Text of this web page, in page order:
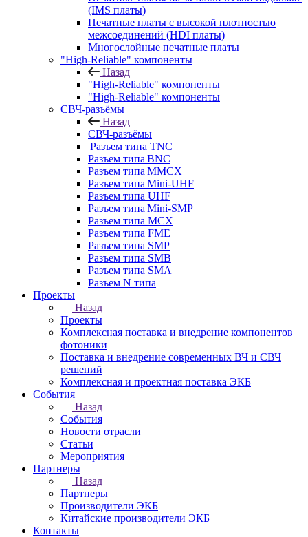
(IMS платы)
Печатные платы с высокой плотностью
межсоединений (HDI платы)
Многослойные печатные платы
"High-Reliable" компоненты
Назад
"High-Reliable" компоненты
"High-Reliable" компоненты
СВЧ-разъёмы
Назад
СВЧ-разъёмы
Разъем типа TNC
Разъем типа BNC
Разъем типа MMCX
Разъем типа Mini-UHF
Разъем типа UHF
Разъем типа Mini-SMP
Разъем типа MCX
Разъем типа FME
Разъем типа SMP
Разъем типа SMB
Разъем типа SMA
Разъем N типа
Проекты
Назад
Проекты
Комплексная поставка и внедрение компонентов
фотоники
Поставка и внедрение современных ВЧ и СВЧ
решений
Комплексная и проектная поставка ЭКБ
События
Назад
События
Новости отрасли
Статьи
Мероприятия
Партнеры
Назад
Партнеры
Производители ЭКБ
Китайские производители ЭКБ
Контакты